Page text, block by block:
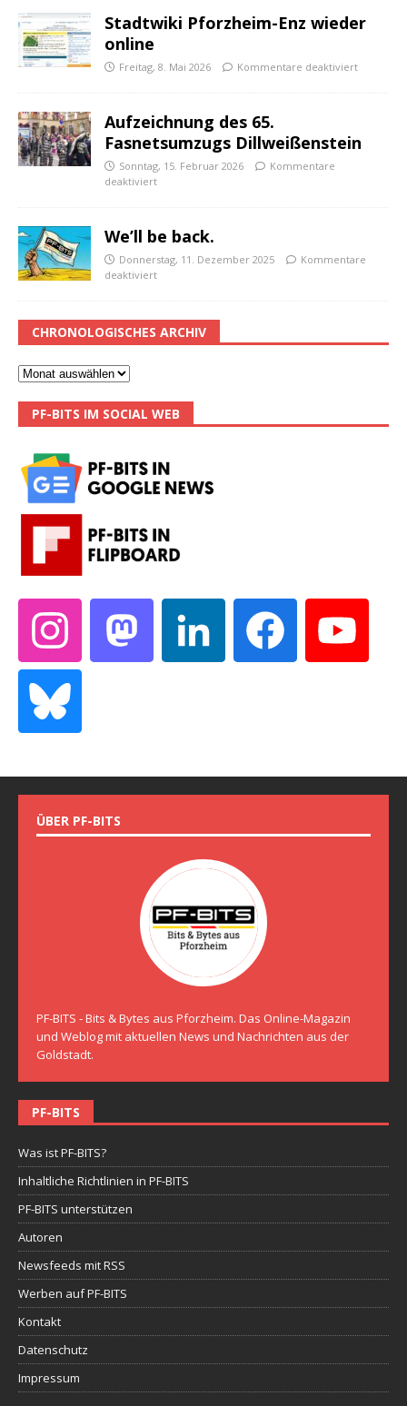
Stadtwiki Pforzheim-Enz wieder
online
Freitag, 8. Mai 2026 Kommentare deaktiviert
Aufzeichnung des 65.
Fasnetsumzugs Dillweißenstein
Sonntag, 15. Februar 2026
Kommentare
deaktiviert
We’ll be back.
Donnerstag, 11. Dezember 2025
Kommentare
deaktiviert
CHRONOLOGISCHES ARCHIV
PF-BITS IM SOCIAL WEB
ÜBER PF-BITS
PF-BITS - Bits & Bytes aus Pforzheim. Das Online-Magazin
und Weblog mit aktuellen News und Nachrichten aus der
Goldstadt.
PF-BITS
Was ist PF-BITS?
Inhaltliche Richtlinien in PF-BITS
PF-BITS unterstützen
Autoren
Newsfeeds mit RSS
Werben auf PF-BITS
Kontakt
Datenschutz
Impressum